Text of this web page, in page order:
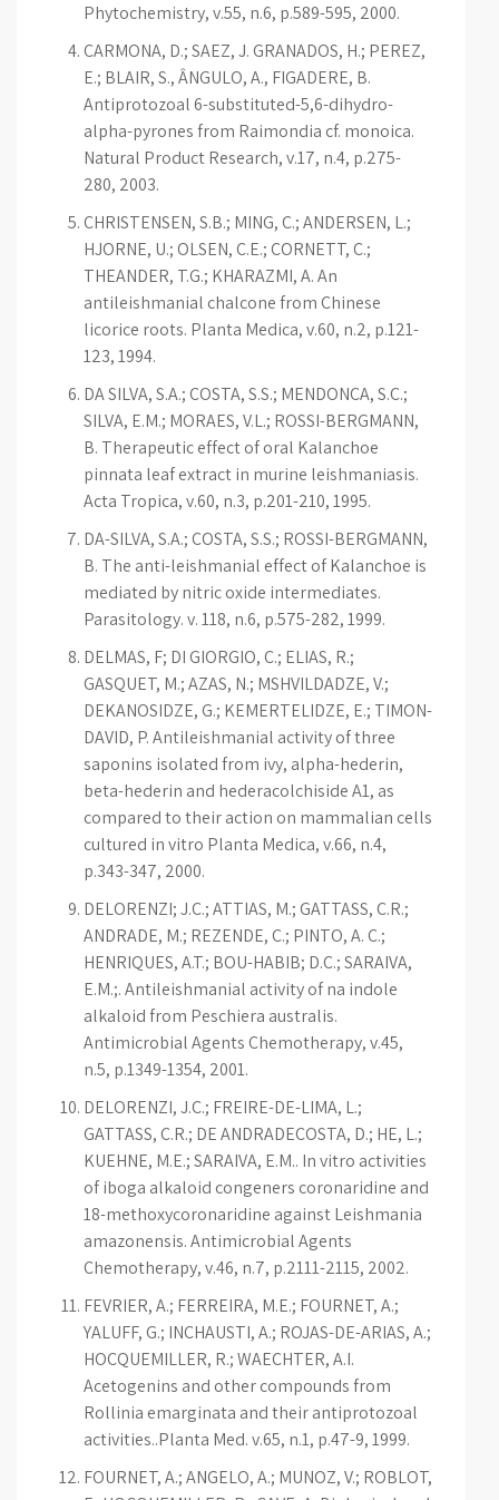
Phytochemistry, v.55, n.6, p.589-595, 2000.
CARMONA, D.; SAEZ, J. GRANADOS, H.; PEREZ,
E.; BLAIR, S., ÂNGULO, A., FIGADERE, B.
Antiprotozoal 6-substituted-5,6-dihydro-
alpha-pyrones from Raimondia cf. monoica.
Natural Product Research, v.17, n.4, p.275-
280, 2003.
CHRISTENSEN, S.B.; MING, C.; ANDERSEN, L.;
HJORNE, U.; OLSEN, C.E.; CORNETT, C.;
THEANDER, T.G.; KHARAZMI, A. An
antileishmanial chalcone from Chinese
licorice roots. Planta Medica, v.60, n.2, p.121-
123, 1994.
DA SILVA, S.A.; COSTA, S.S.; MENDONÇA, S.C.;
SILVA, E.M.; MORAES, V.L.; ROSSI-BERGMANN,
B. Therapeutic effect of oral Kalanchoe
pinnata leaf extract in murine leishmaniasis.
Acta Tropica, v.60, n.3, p.201-210, 1995.
DA-SILVA, S.A.; COSTA, S.S.; ROSSI-BERGMANN,
B. The anti-leishmanial effect of Kalanchoe is
mediated by nitric oxide intermediates.
Parasitology. v. 118, n.6, p.575-282, 1999.
DELMAS, F; DI GIORGIO, C.; ELIAS, R.;
GASQUET, M.; AZAS, N.; MSHVILDADZE, V.;
DEKANOSIDZE, G.; KEMERTELIDZE, E.; TIMON-
DAVID, P. Antileishmanial activity of three
saponins isolated from ivy, alpha-hederin,
beta-hederin and hederacolchiside A1, as
compared to their action on mammalian cells
cultured in vitro Planta Medica, v.66, n.4,
p.343-347, 2000.
DELORENZI; J.C.; ATTIAS, M.; GATTASS, C.R.;
ANDRADE, M.; REZENDE, C.; PINTO, A. C.;
HENRIQUES, A.T.; BOU-HABIB; D.C.; SARAIVA,
E.M.;. Antileishmanial activity of na indole
alkaloid from Peschiera australis.
Antimicrobial Agents Chemotherapy, v.45,
n.5, p.1349-1354, 2001.
DELORENZI, J.C.; FREIRE-DE-LIMA, L.;
GATTASS, C.R.; DE ANDRADECOSTA, D.; HE, L.;
KUEHNE, M.E.; SARAIVA, E.M.. In vitro activities
of iboga alkaloid congeners coronaridine and
18-methoxycoronaridine against Leishmania
amazonensis. Antimicrobial Agents
Chemotherapy, v.46, n.7, p.2111-2115, 2002.
FEVRIER, A.; FERREIRA, M.E.; FOURNET, A.;
YALUFF, G.; INCHAUSTI, A.; ROJAS-DE-ARIAS, A.;
HOCQUEMILLER, R.; WAECHTER, A.I.
Acetogenins and other compounds from
Rollinia emarginata and their antiprotozoal
activities..Planta Med. v.65, n.1, p.47-9, 1999.
FOURNET, A.; ANGELO, A.; MUNOZ, V.; ROBLOT,